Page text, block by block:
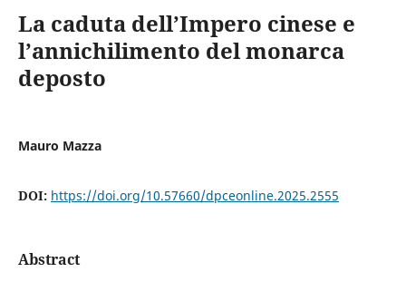
La caduta dell’Impero cinese e
l’annichilimento del monarca
deposto
Mauro Mazza
DOI: https://doi.org/10.57660/dpceonline.2025.2555
Abstract